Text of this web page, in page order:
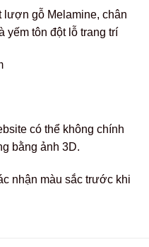
lượn gỗ Melamine, chân
yếm tôn đột lỗ trang trí
có thể không chính
bằng ảnh 3D.
nhận màu sắc trước khi